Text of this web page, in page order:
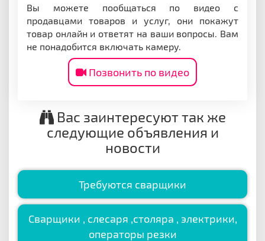
Вы можете пообщаться по видео с
продавцами товаров и услуг, они покажут
товар онлайн и ответят на ваши вопросы. Вам
не понадобится включать камеру.
Позвонить по видео
Вас заинтересуют так же
следующие объявления и
новости
Требуются сварщики
Сварщики , слесаря ,столяра , электрики,
операторы резки